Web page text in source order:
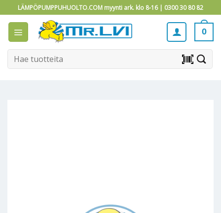
to
content
LÄMPÖPUMPPUHUOLTO.COM myynti ark. klo 8-16 | 0300 30 80 82
0
Etsi: barcode_scanner